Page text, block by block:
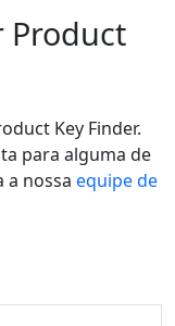
Product
Key Finder.
para alguma de
a nossa equipe de